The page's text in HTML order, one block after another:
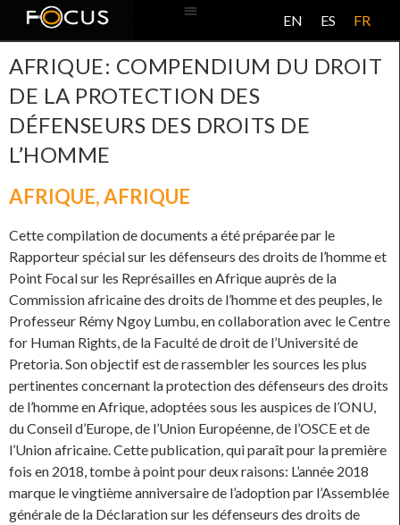
EN ES FR
AFRIQUE: COMPENDIUM DU DROIT
DE LA PROTECTION DES
DÉFENSEURS DES DROITS DE
L’HOMME
AFRIQUE,AFRIQUE
Cette compilation de documents a été préparée par le
Rapporteur spécial sur les défenseurs des droits de l’homme et
Point Focal sur les Représailles en Afrique auprès de la
Commission africaine des droits de l’homme et des peuples, le
Professeur Rémy Ngoy Lumbu, en collaboration avec le Centre
for Human Rights, de la Faculté de droit de l’Université de
Pretoria. Son objectif est de rassembler les sources les plus
pertinentes concernant la protection des défenseurs des droits
de l’homme en Afrique, adoptées sous les auspices de l’ONU,
du Conseil d’Europe, de l’Union Européenne, de l’OSCE et de
l’Union africaine. Cette publication, qui paraît pour la première
fois en 2018, tombe à point pour deux raisons: L’année 2018
marque le vingtième anniversaire de l’adoption par l’Assemblée
générale de la Déclaration sur les défenseurs des droits de